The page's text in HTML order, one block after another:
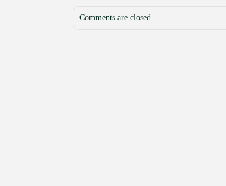
Comments are closed.